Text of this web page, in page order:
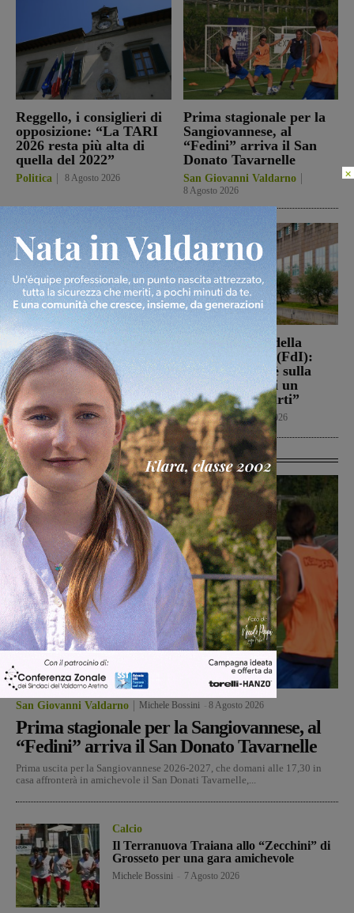
Reggello, i consiglieri di
opposizione: “La TARI
2026 resta più alta di
quella del 2022”
Politica 8 Agosto 2026
Prima stagionale per la
Sangiovannese, al
“Fedini” arriva il San
Donato Tavarnelle
San Giovanni Valdarno
8 Agosto 2026
Loro Ciuffenna, squadre
antincendio al lavoro per
un rogo nei boschi
Cronaca 8 Agosto 2026
Punto Nascita della
Gruccia, Tucci (FdI):
“Montevarchi è sulla
giusta strada di un
aumento dei parti”
Politica 8 Agosto 2026
Ultime Calcio
San Giovanni Valdarno Michele Bossini 8 Agosto 2026
Prima stagionale per la Sangiovannese, al
“Fedini” arriva il San Donato Tavarnelle
Prima uscita per la Sangiovannese 2026-2027, che domani alle 17,30 in
casa affronterà in amichevole il San Donati Tavarnelle,...
Calcio
Il Terranuova Traiana allo “Zecchini” di
Grosseto per una gara amichevole
Michele Bossini 7 Agosto 2026
×